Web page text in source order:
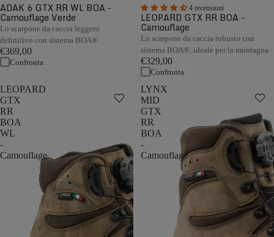
ADAK 6 GTX RR WL BOA -
Camouflage Verde
Lo scarpone da caccia leggero
definitivo con sistema BOA®
€369,00
Confronta
4 recensioni
LEOPARD GTX RR BOA -
Camouflage
Lo scarpone da caccia robusto con
sistema BOA®, ideale per la montagna
€329,00
Confronta
LEOPARD
GTX
RR
BOA
WL
-
Camouflage
LYNX
MID
GTX
RR
BOA
-
Camouflage